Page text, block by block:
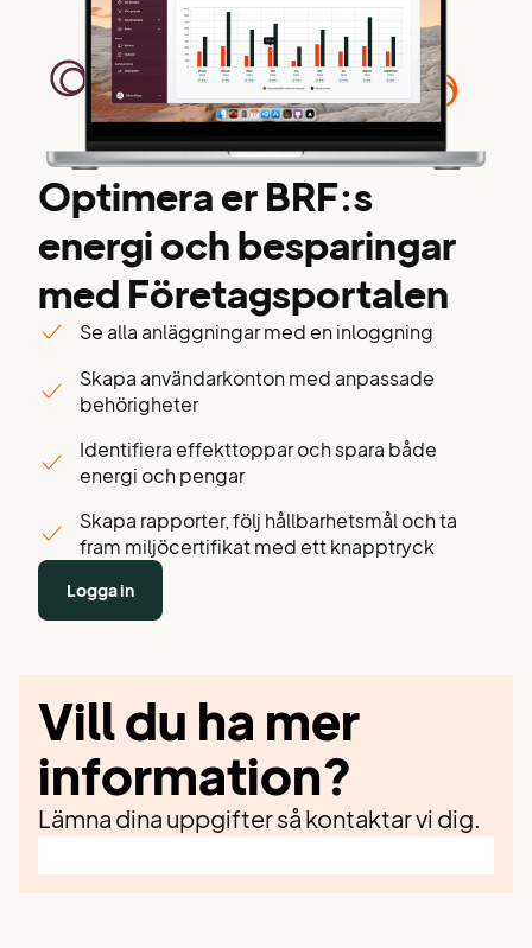
Optimera er BRF:s
energi och besparingar
med Företagsportalen
Se alla anläggningar med en inloggning
Skapa användarkonton med anpassade
behörigheter
Identifiera effekttoppar och spara både
energi och pengar
Skapa rapporter, följ hållbarhetsmål och ta
fram miljöcertifikat med ett knapptryck
Logga in
Vill du ha mer
information?
Lämna dina uppgifter så kontaktar vi dig.